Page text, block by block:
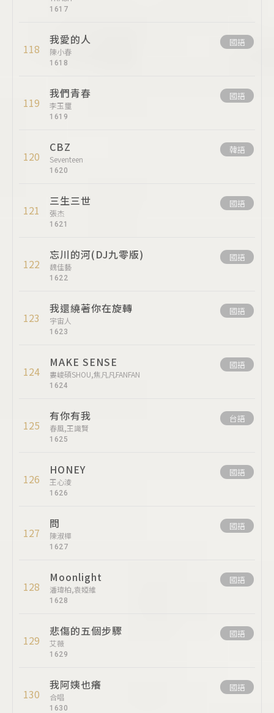
1617
118
我愛的人
陳小春
1618
國語
119
我們青春
李玉璽
1619
國語
120
CBZ
Seventeen
1620
韓語
121
三生三世
張杰
1621
國語
122
忘川的河(DJ九零版)
魏佳藝
1622
國語
123
我還繞著你在旋轉
宇宙人
1623
國語
124
MAKE SENSE
婁峻碩SHOU,焦凡凡FANFAN
1624
國語
125
有你有我
春風,王識賢
1625
台語
126
HONEY
王心淩
1626
國語
127
問
陳淑樺
1627
國語
128
Moonlight
潘瑋柏,袁婭維
1628
國語
129
悲傷的五個步驟
艾薇
1629
國語
130
我阿姨也癢
合唱
1630
國語